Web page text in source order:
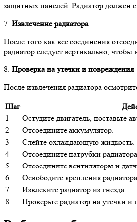
защитных панелей. Радиатор должен
7. Извлечение радиатора
После того как все соединения
радиатор следует вертикально,
8. Проверка на утечки и повреждения
После извлечения радиатора
Шаг
1
Остудите двигатель, поставьте
2
Отсоедините аккумулятор.
3
Слейте охлаждающую жидкость.
4
Отсоедините патрубки
5
Отсоедините вентиляторы и
6
Освободите крепления
7
Извлеките радиатор из гнезда.
8
Проверьте радиатор на утечки и